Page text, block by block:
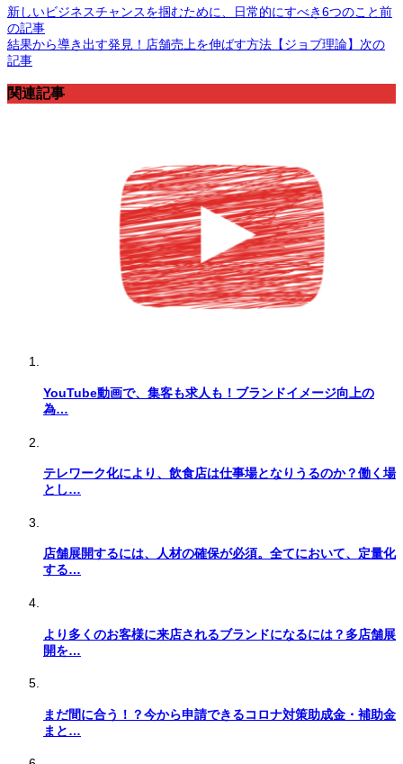
新しいビジネスチャンスを掴むために、日常的にすべき6つのこと前
の記事
結果から導き出す発見！店舗売上を伸ばす方法【ジョブ理論】 次の
記事
関連記事
YouTube動画で、集客も求人も！ブランドイメージ向上の
為…
テレワーク化により、飲食店は仕事場となりうるのか？働く場
とし…
店舗展開するには、人材の確保が必須。全てにおいて、定量化
する…
より多くのお客様に来店されるブランドになるには？多店舗展
開を…
まだ間に合う！？今から申請できるコロナ対策助成金・補助金
まと…